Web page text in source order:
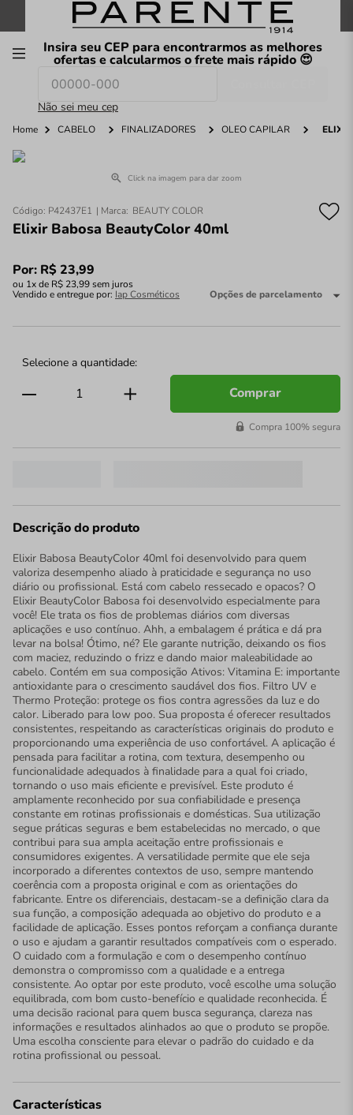
FRETE GRÁTIS nas compras a partir de R$199
Insira seu CEP para encontrarmos as melhores
ofertas e calcularmos o frete mais rápido 😍
Não sei meu cep
O que você procura hoje?
Home CABELO FINALIZADORES ÓLEO CAPILAR
Click na imagem para dar zoom
Código: P42437E1 BEAUTY COLOR
Elixir Babosa BeautyColor 40ml
Por: R$ 23,99
ou 1x de R$ 23,99sem juros
Vendido e entregue por: Iap Cosméticos Opções de parcelamento
Comprar
Compra 100% segura
Descrição do produto
Elixir Babosa BeautyColor 40ml foi desenvolvido para quem
valoriza desempenho aliado à praticidade e segurança no uso
diário ou profissional. Está com cabelo ressecado e opacos? O
Elixir BeautyColor Babosa foi desenvolvido especialmente para
você! Ele trata os fios de problemas diários com diversas
aplicações e uso contínuo. Ahh, a embalagem é prática e dá pra
levar na bolsa! Ótimo, né? Ele garante nutrição, deixando os fios
com maciez, reduzindo o frizz e dando maior maleabilidade ao
cabelo. Contém em sua composição Ativos: Vitamina E: importante
antioxidante para o crescimento saudável dos fios. Filtro UV e
Thermo Proteção: protege os fios contra agressões da luz e do
calor. Liberado para low poo. Sua proposta é oferecer resultados
consistentes, respeitando as características originais do produto e
proporcionando uma experiência de uso confortável. A aplicação é
pensada para facilitar a rotina, com textura, desempenho ou
funcionalidade adequados à finalidade para a qual foi criado,
tornando o uso mais eficiente e previsível. Este produto é
amplamente reconhecido por sua confiabilidade e presença
constante em rotinas profissionais e domésticas. Sua utilização
segue práticas seguras e bem estabelecidas no mercado, o que
contribui para sua ampla aceitação entre profissionais e
consumidores exigentes. A versatilidade permite que ele seja
incorporado a diferentes contextos de uso, sempre mantendo
coerência com a proposta original e com as orientações do
fabricante. Entre os diferenciais, destacam-se a definição clara da
sua função, a composição adequada ao objetivo do produto e a
facilidade de aplicação. Esses pontos reforçam a confiança durante
o uso e ajudam a garantir resultados compatíveis com o esperado.
O cuidado com a formulação e com o desempenho contínuo
demonstra o compromisso com a qualidade e a entrega
consistente. Ao optar por este produto, você escolhe uma solução
equilibrada, com bom custo-benefício e qualidade reconhecida. É
uma decisão racional para quem busca segurança, clareza nas
informações e resultados alinhados ao que o produto se propõe.
Uma escolha consciente para elevar o padrão do cuidado e da
rotina profissional ou pessoal.
Características